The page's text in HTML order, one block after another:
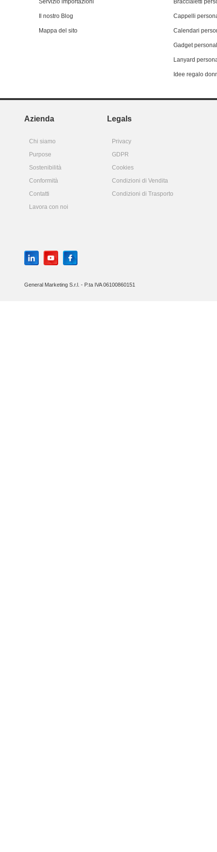
Servizio importazioni
Il nostro Blog
Mappa del sito
Braccialetti
Cappelli
Calendari
Gadget
Lanyard
Idee regalo
Azienda Legals
Chi siamo
Privacy
Purpose
GDPR
Sostenibilità
Cookies
Conformità
Condizioni di Vendita
Contatti
Condizioni di Trasporto
Lavora con noi
General Marketing S.r.l. - P.ta IVA 06100860151